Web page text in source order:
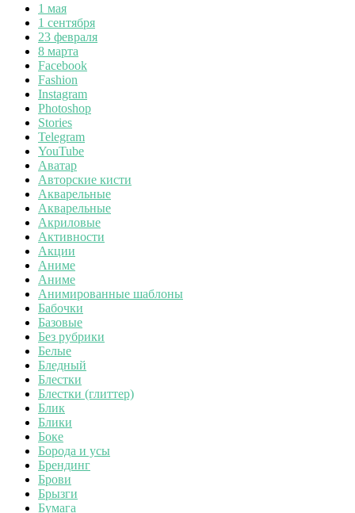
1 мая
1 сентября
23 февраля
8 марта
Facebook
Fashion
Instagram
Photoshop
Stories
Telegram
YouTube
Аватар
Авторские кисти
Акварельные
Акварельные
Акриловые
Активности
Акции
Аниме
Аниме
Анимированные шаблоны
Бабочки
Базовые
Без рубрики
Белые
Бледный
Блестки
Блестки (глиттер)
Блик
Блики
Боке
Борода и усы
Брендинг
Брови
Брызги
Бумага